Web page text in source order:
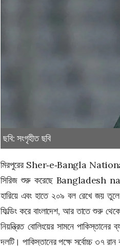
ছবি: সংগৃহীত ছবি
মিরপুরের Sher‑e‑Bangla
সিরিজ শুরু করেছে Bangladesh
হারিয়ে এবং হাতে ২০৯ বল রেখে জয়
ফিল্ডিং করে বাংলাদেশ, আর তাতে শুরু
নিয়ন্ত্রিত বোলিংয়ের সামনে
দলটি। পাকিস্তানের পক্ষে সর্বোচ্চ ৩৭ রান